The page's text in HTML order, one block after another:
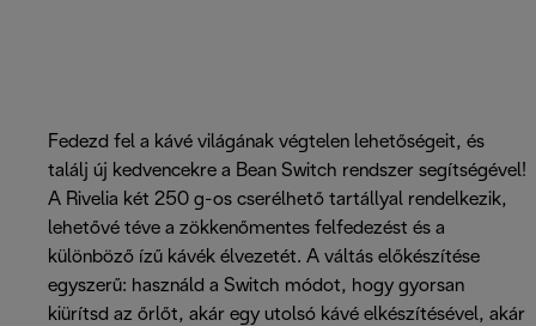
Fedezd fel a kávé világának végtelen lehetőségeit, és
találj új kedvencekre a Bean Switch rendszer segítségével!
A Rivelia két 250 g-os cserélhető tartállyal rendelkezik,
lehetővé téve a zökkenőmentes felfedezést és a
különböző ízű kávék élvezetét. A váltás előkészítése
egyszerű: használd a Switch módot, hogy gyorsan
kiürítsd az őrlőt, akár egy utolsó kávé elkészítésével, akár